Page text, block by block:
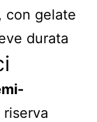
con gelate
durata